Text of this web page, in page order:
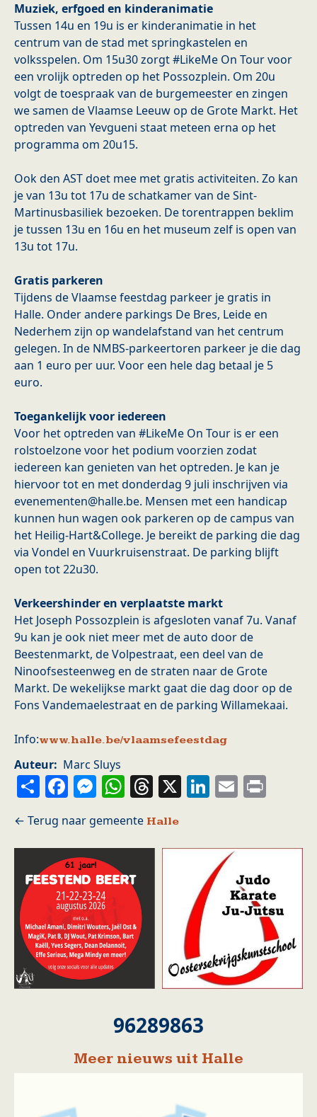
Muziek, erfgoed en kinderanimatie
Tussen 14u en 19u is er kinderanimatie in het
centrum van de stad met springkastelen en
volksspelen. Om 15u30 zorgt #LikeMe On Tour voor
een vrolijk optreden op het Possozplein. Om 20u
volgt de toespraak van de burgemeester en zingen
we samen de Vlaamse Leeuw op de Grote Markt. Het
optreden van Yevgueni staat meteen erna op het
programma om 20u15.
Ook den AST doet mee met gratis activiteiten. Zo kan
je van 13u tot 17u de schatkamer van de Sint-
Martinusbasiliek bezoeken. De torentrappen beklim
je tussen 13u en 16u en het museum zelf is open van
13u tot 17u.
Gratis parkeren
Tijdens de Vlaamse feestdag parkeer je gratis in
Halle. Onder andere parkings De Bres, Leide en
Nederhem zijn op wandelafstand van het centrum
gelegen. In de NMBS-parkeertoren parkeer je die dag
aan 1 euro per uur. Voor een hele dag betaal je 5
euro.
Toegankelijk voor iedereen
Voor het optreden van #LikeMe On Tour is er een
rolstoelzone voor het podium voorzien zodat
iedereen kan genieten van het optreden. Je kan je
hiervoor tot en met donderdag 9 juli inschrijven via
evenementen@halle.be. Mensen met een handicap
kunnen hun wagen ook parkeren op de campus van
het Heilig-Hart&College. Je bereikt de parking die dag
via Vondel en Vuurkruisenstraat. De parking blijft
open tot 22u30.
Verkeershinder en verplaatste markt
Het Joseph Possozplein is afgesloten vanaf 7u. Vanaf
9u kan je ook niet meer met de auto door de
Beestenmarkt, de Volpestraat, een deel van de
Ninoofsesteenweg en de straten naar de Grote
Markt. De wekelijkse markt gaat die dag door op de
Fons Vandemaelestraat en de parking Willamekaai.
Info:www.halle.be/vlaamsefeestdag
Auteur Marc Sluys
ShareFacebook
Messenger
WhatsApp
Threads
X LinkedIn
Email
Halle
96289863
Meer nieuws uit Halle